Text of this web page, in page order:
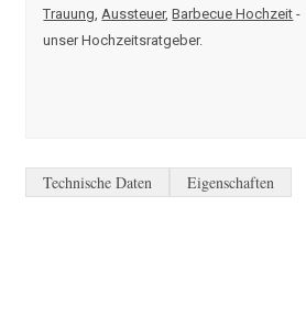
Trauung Aussteuer,Barbecue Hochzeit -
unser Hochzeitsratgeber.
Technische Daten Eigenschaften